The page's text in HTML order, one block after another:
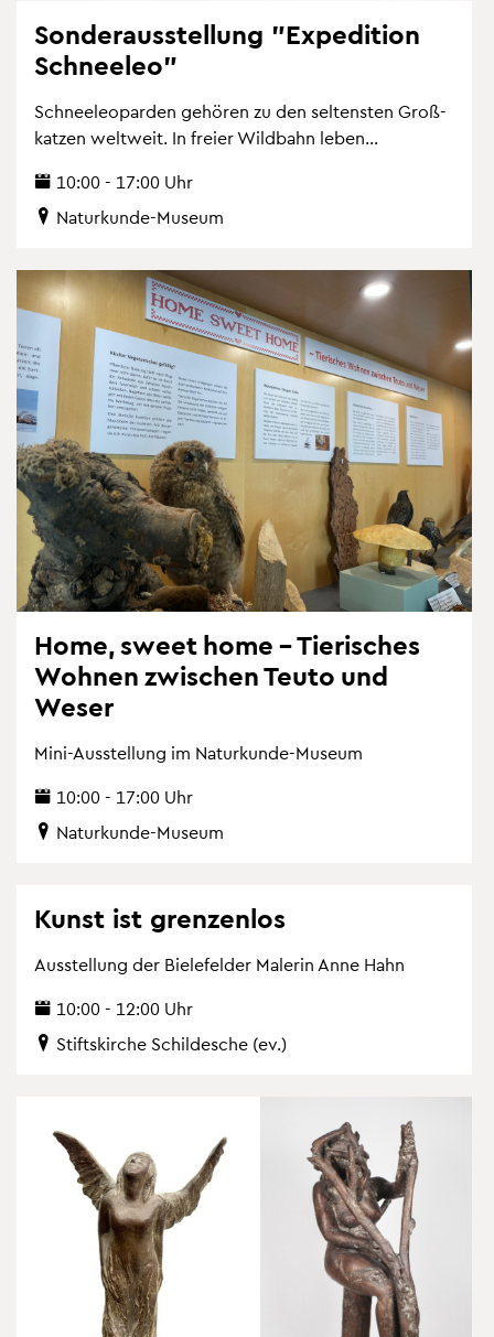
Son­der­aus­stel­lung "Ex­pe­di­ti­on
Schnee­leo"
Schnee­leo­par­den ge­hö­ren zu den sel­tens­ten Gro­ß­
kat­zen welt­weit. In frei­er Wild­bahn leben...
10:00 - 17:00 Uhr
Na­tur­kun­de-Mu­se­um
Home, sweet home – Tie­ri­sches
Woh­nen zwi­schen Teuto und
Weser
Mini-Aus­stel­lung im Na­tur­kun­de-Mu­se­um
10:00 - 17:00 Uhr
Na­tur­kun­de-Mu­se­um
Kunst ist gren­zen­los
Aus­stel­lung der Bie­le­fel­der Ma­le­rin Anne Hahn
10:00 - 12:00 Uhr
Stifts­kir­che Schil­desche (ev.)